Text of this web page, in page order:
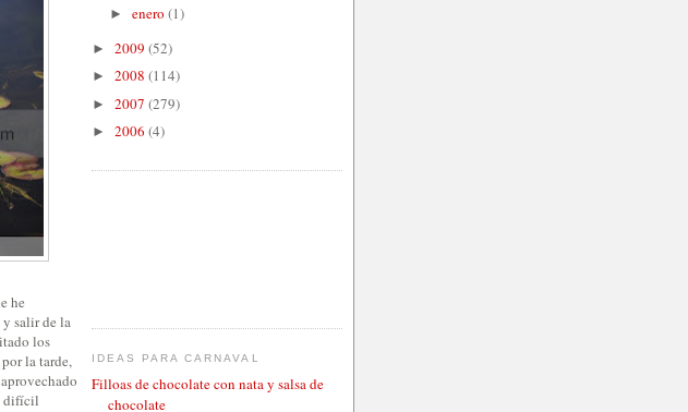
he
y salir de la
los
la tarde,
difícil
► enero (1)
► 2009 (52)
► 2008 (114)
► 2007 (279)
► 2006 (4)
IDEAS PARA CARNAVAL
Filloas de chocolate con nata y salsa de
chocolate